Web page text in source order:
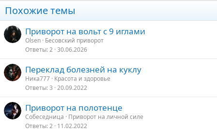
Похожие темы
Приворот на вольт с 9 иглами
Olsen Бесовский приворот
Ответы 2 30.06.2026
Переклад болезней на куклу
Ника777 Красота и здоровье
Ответы 3 20.09.2022
Приворот на полотенце
Собеседница
Приворот на личной силе
Ответы 2 11.02.2022